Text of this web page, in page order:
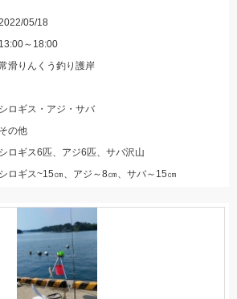
05/18
13:00～18:00
滑りんくう釣り護岸
シロギス・アジ・サバ
その他
シロギス6匹、アジ6匹、サバ沢山
シロギス~15㎝、アジ～8㎝、サバ～15㎝